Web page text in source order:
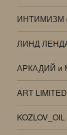
ИНТИМИЗМ
ЛИНД
АРКАДИЙ и
ART LIMITED
KOZLOV_OIL